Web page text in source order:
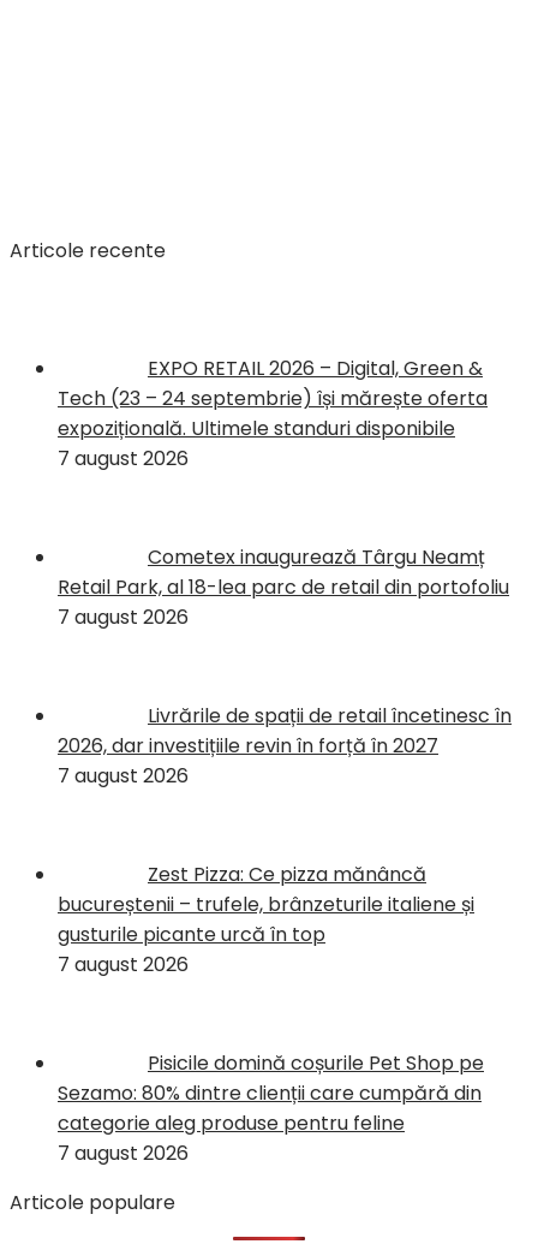
Articole recente
EXPO RETAIL 2026 – Digital, Green &
Tech (23 – 24 septembrie) își mărește oferta
expozițională. Ultimele standuri disponibile
7 august 2026
Cometex inaugurează Târgu Neamț
Retail Park, al 18-lea parc de retail din portofoliu
7 august 2026
Livrările de spații de retail încetinesc în
2026, dar investițiile revin în forță în 2027
7 august 2026
Zest Pizza: Ce pizza mănâncă
bucureștenii – trufele, brânzeturile italiene și
gusturile picante urcă în top
7 august 2026
Pisicile domină coșurile Pet Shop pe
Sezamo: 80% dintre clienții care cumpără din
categorie aleg produse pentru feline
7 august 2026
Articole populare